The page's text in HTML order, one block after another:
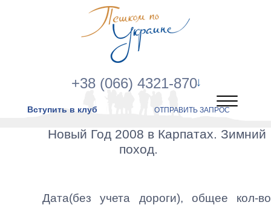
+38 (066) 4321-870
Вступить в клуб ОТПРАВИТЬ ЗАПРОС
Новый Год 2008 в Карпатах. Зимний
поход.
Дата(без учета дороги), общее кол-во